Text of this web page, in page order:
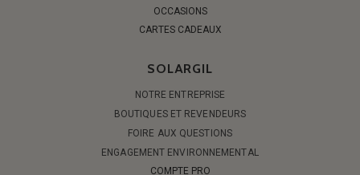
OCCASIONS
CARTES CADEAUX
SOLARGIL
NOTRE ENTREPRISE
BOUTIQUES ET REVENDEURS
FOIRE AUX QUESTIONS
ENGAGEMENT ENVIRONNEMENTAL
COMPTE PRO